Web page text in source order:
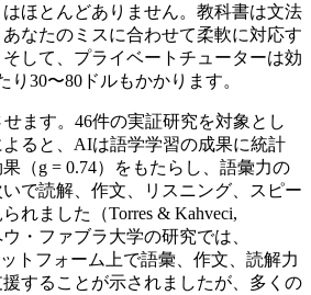
ほとんどありません。教科書は文法
なたのミスに合わせて柔軟に対応す
して、プライベートチューターは効
30〜80ドルもかかります。
ます。46件の実証研究を対象とし
よると、AIは語学学習の成果に統計
（g = 0.74）をもたらし、語彙力の
で読解、作文、リスニング、スピー
れました（Torres & Kahveci,
・ファブラ大学の研究では、
トフォーム上で語彙、作文、読解力
することが示されましたが、多くの